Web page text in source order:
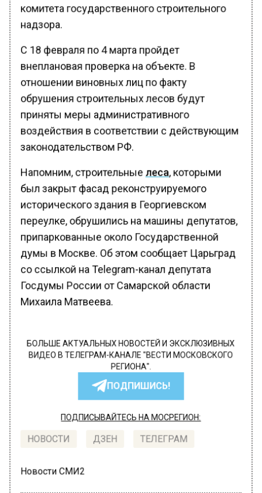
комитета государственного строительного
надзора.
С 18 февраля по 4 марта пройдет
внеплановая проверка на объекте. В
отношении виновных лиц по факту
обрушения строительных лесов будут
приняты меры административного
воздействия в соответствии с действующим
законодательством РФ.
Напомним, строительные леса , которыми
был закрыт фасад реконструируемого
исторического здания в Георгиевском
переулке, обрушились на машины депутатов,
припаркованные около Государственной
думы в Москве. Об этом сообщает Царьград
со ссылкой на Telegram-канал депутата
Госдумы России от Самарской области
Михаила Матвеева.
БОЛЬШЕ АКТУАЛЬНЫХ НОВОСТЕЙ И ЭКСКЛЮЗИВНЫХ
ВИДЕО В ТЕЛЕГРАМ-КАНАЛЕ "ВЕСТИ МОСКОВСКОГО
РЕГИОНА".
ПОДПИШИСЬ!
ПОДПИСЫВАЙТЕСЬ НА МОСРЕГИОН:
НОВОСТИ ДЗЕН ТЕЛЕГРАМ
Новости СМИ2